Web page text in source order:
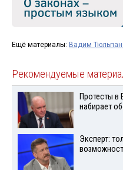
Ещё материалы: Вадим
Рекомендуемые
Протесты в
набирает
Эксперт: